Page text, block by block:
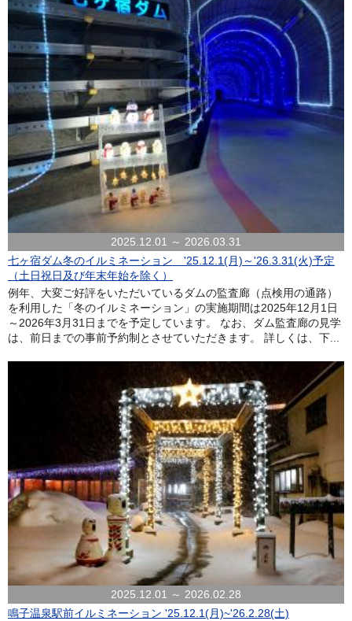
2025.12.01 ～ 2026.03.31
七ヶ宿ダム冬のイルミネーション '25.12.1(月)～'26.3.31(火)予定
（土日祝日及び年末年始を除く）
例年、大変ご好評をいただいているダムの監査廊（点検用の通路）
を利用した「冬のイルミネーション」の実施期間は2025年12月1日
～2026年3月31日までを予定しています。 なお、ダム監査廊の見学
は、前日までの事前予約制とさせていただきます。 詳しくは、下...
2025.12.01 ～ 2026.02.28
鳴子温泉駅前イルミネーション '25.12.1(月)~'26.2.28(土)